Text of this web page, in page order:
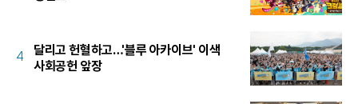
4
달리고 헌혈하고…'블루 아카이브' 이색
사회공헌 앞장